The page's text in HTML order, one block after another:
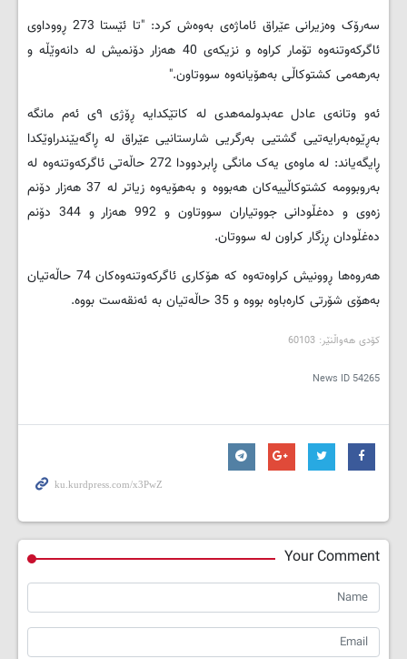
سه‌رۆک وه‌زیرانی عێراق ئاماژه‌ی به‌وه‌ش کرد: "تا ئێستا 273 ڕووداوی
ئاگرکه‌وتنه‌وه‌ تۆمار کراوه‌ و نزیکه‌ی 40 هه‌زار دۆنمیش له‌ دانه‌وێڵه‌ و
به‌رهه‌می کشتوکاڵی به‌هۆیانه‌وه‌ سووتاون."
ئه‌و وتانه‌ی عادل عه‌بدولمه‌هدی له ‌کاتێکدایه‌ ڕۆژی ٩ی ئه‌م مانگه
به‌ڕێوه‌به‌رایه‌تیی گشتیی به‌رگریی شارستانیی عێراق له‌ ڕاگه‌یێندراوێکدا
ڕایگه‌یاند: له‌ ماوه‌ى یه‌ک مانگى ڕابردوودا 272 حاڵه‌تى ئاگرکه‌وتنه‌وه‌ له‌
به‌روبوومه‌ کشتوکاڵییه‌کان هه‌بووه‌ و به‌هۆیه‌وه‌ زیاتر له‌ 37 هه‌زار دۆنم
زه‌وى و ده‌غڵودانى جووتیاران سووتاون و 992 هه‌زار و 344 دۆنم
ده‌غڵودان ڕزگار کراون له‌ سووتان.
هه‌روه‌ها ڕوونیش کراوه‌ته‌وه‌ که‌ هۆکارى ئاگرکه‌وتنه‌وه‌کان 74 حاڵه‌تیان
به‌هۆى شۆرتى کاره‌باوه‌ بووه‌ و 35 حاڵه‌تیان به‌ ئه‌نقه‌ست بووه‌.
کۆدی هه‌واڵنێر: 60103
News ID 54265
Your Comment